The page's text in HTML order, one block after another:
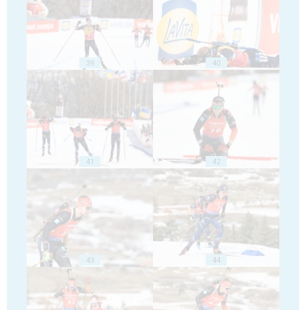
39 40
41 42
43 44